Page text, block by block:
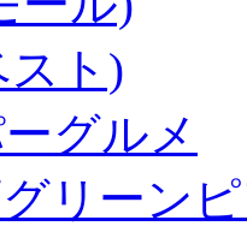
スト)
グルメ
リーン